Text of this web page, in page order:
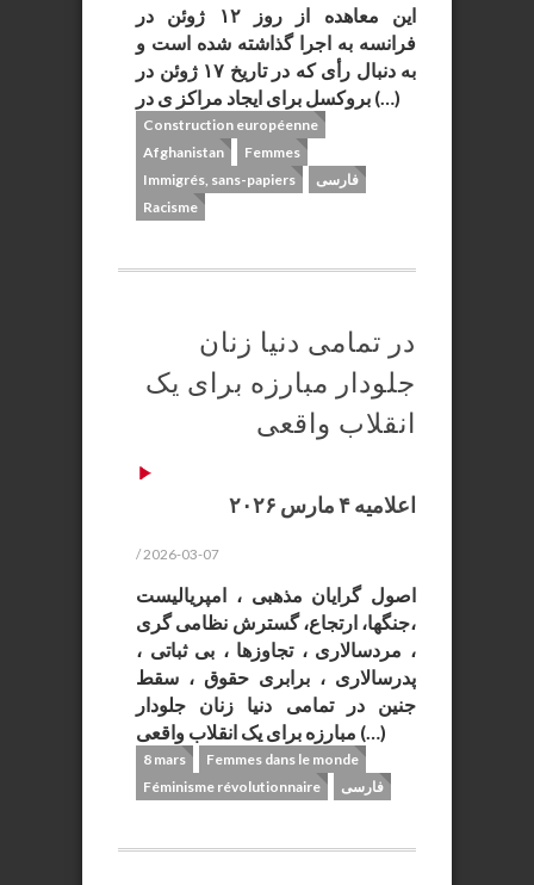
این معاهده از روز ۱۲ ژوئن در
فرانسه به اجرا گذاشته شده است و
به دنبال رأی که در تاریخ ۱۷ ژوئن در
بروکسل برای ایجاد مراکز ی در (…)
Construction européenne
Afghanistan
Femmes
Immigrés, sans-papiers
فارسی
Racisme
در تمامی دنیا زنان
جلودار مبارزه برای یک
انقلاب واقعی
اعلامیه ۴ مارس ۲۰۲۶
/ 2026-03-07
اصول گرایان مذهبی ، امپریالیست
،جنگها، ارتجاع، گسترش نظامی گری
، مردسالاری ، تجاوزها ، بی ثباتی ،
پدرسالاری ، برابری حقوق ، سقط
جنین در تمامی دنیا زنان جلودار
مبارزه برای یک انقلاب واقعی (…)
8 mars
Femmes dans le monde
Féminisme révolutionnaire
فارسی